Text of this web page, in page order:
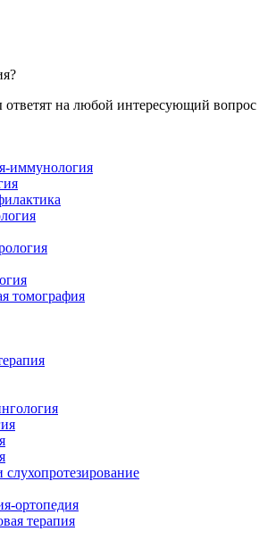
на любой интересующий вопрос
иммунология
томография
ортопедия
терапия